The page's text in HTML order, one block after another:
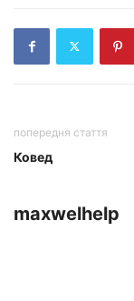
попередня стаття
Ковед
maxwelhelp